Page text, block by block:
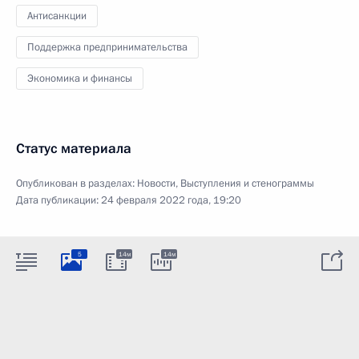
Антисанкции
Поддержка предпринимательства
Экономика и финансы
Статус материала
Опубликован в разделах: Новости, Выступления и стенограммы
Дата публикации:24 февраля 2022 года, 19:20
5 14м 14м